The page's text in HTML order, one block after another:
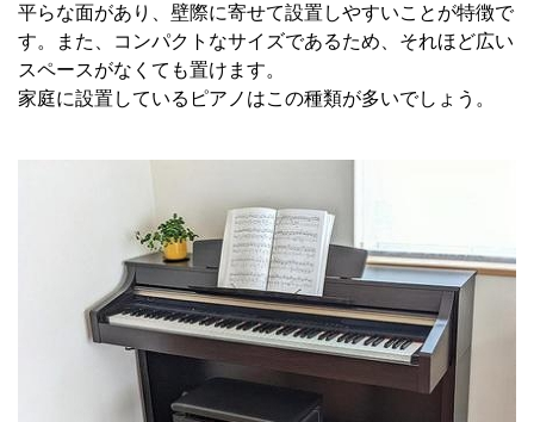
平らな面があり、壁際に寄せて設置しやすいことが特徴で
す。また、コンパクトなサイズであるため、それほど広い
スペースがなくても置けます。
家庭に設置しているピアノはこの種類が多いでしょう。